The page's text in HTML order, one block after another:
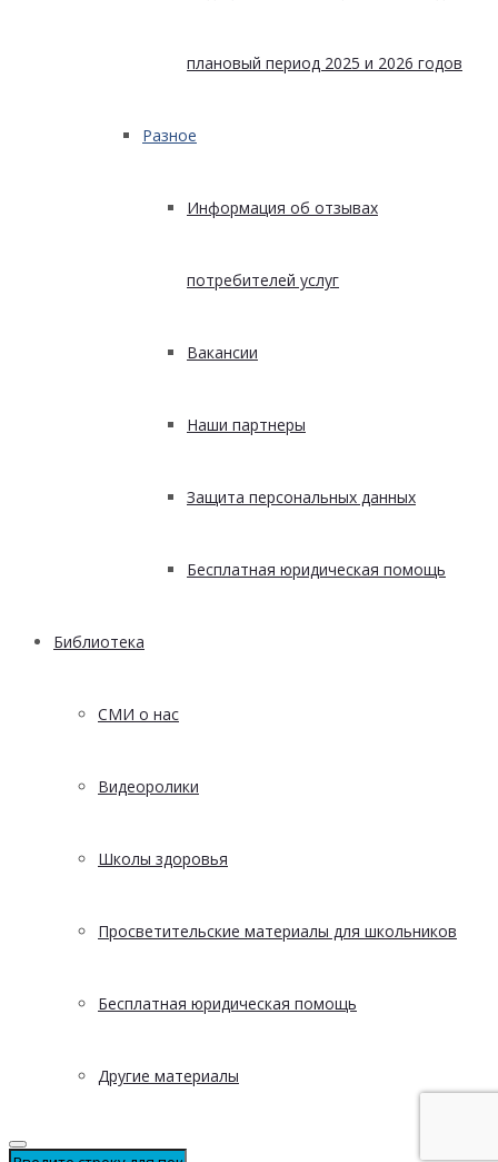
плановый период 2025 и 2026 годов
Разное
Информация об отзывах
потребителей услуг
Вакансии
Наши партнеры
Защита персональных данных
Бесплатная юридическая помощь
Библиотека
СМИ о нас
Видеоролики
Школы здоровья
Просветительские материалы для школьников
Бесплатная юридическая помощь
Другие материалы